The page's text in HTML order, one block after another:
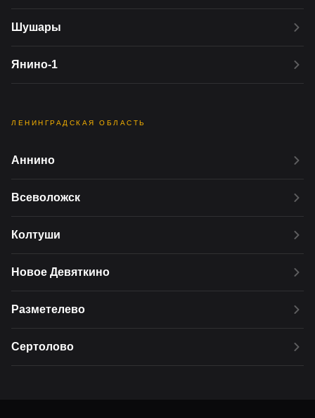
Шушары
Янино-1
ЛЕНИНГРАДСКАЯ ОБЛАСТЬ
Аннино
Всеволожск
Колтуши
Новое Девяткино
Разметелево
Сертолово